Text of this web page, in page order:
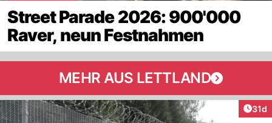
Street Parade 2026: 900'000
Raver, neun Festnahmen
MEHR AUS LETTLAND
31d